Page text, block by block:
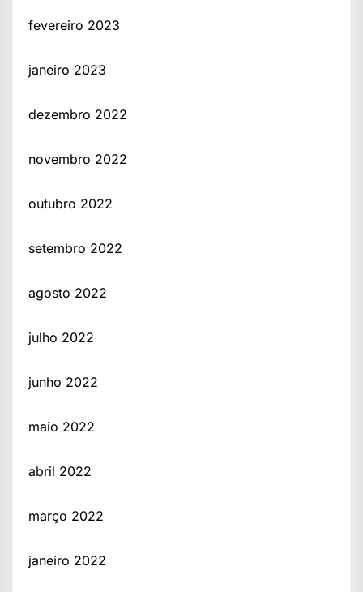
fevereiro 2023
janeiro 2023
dezembro 2022
novembro 2022
outubro 2022
setembro 2022
agosto 2022
julho 2022
junho 2022
maio 2022
abril 2022
março 2022
janeiro 2022